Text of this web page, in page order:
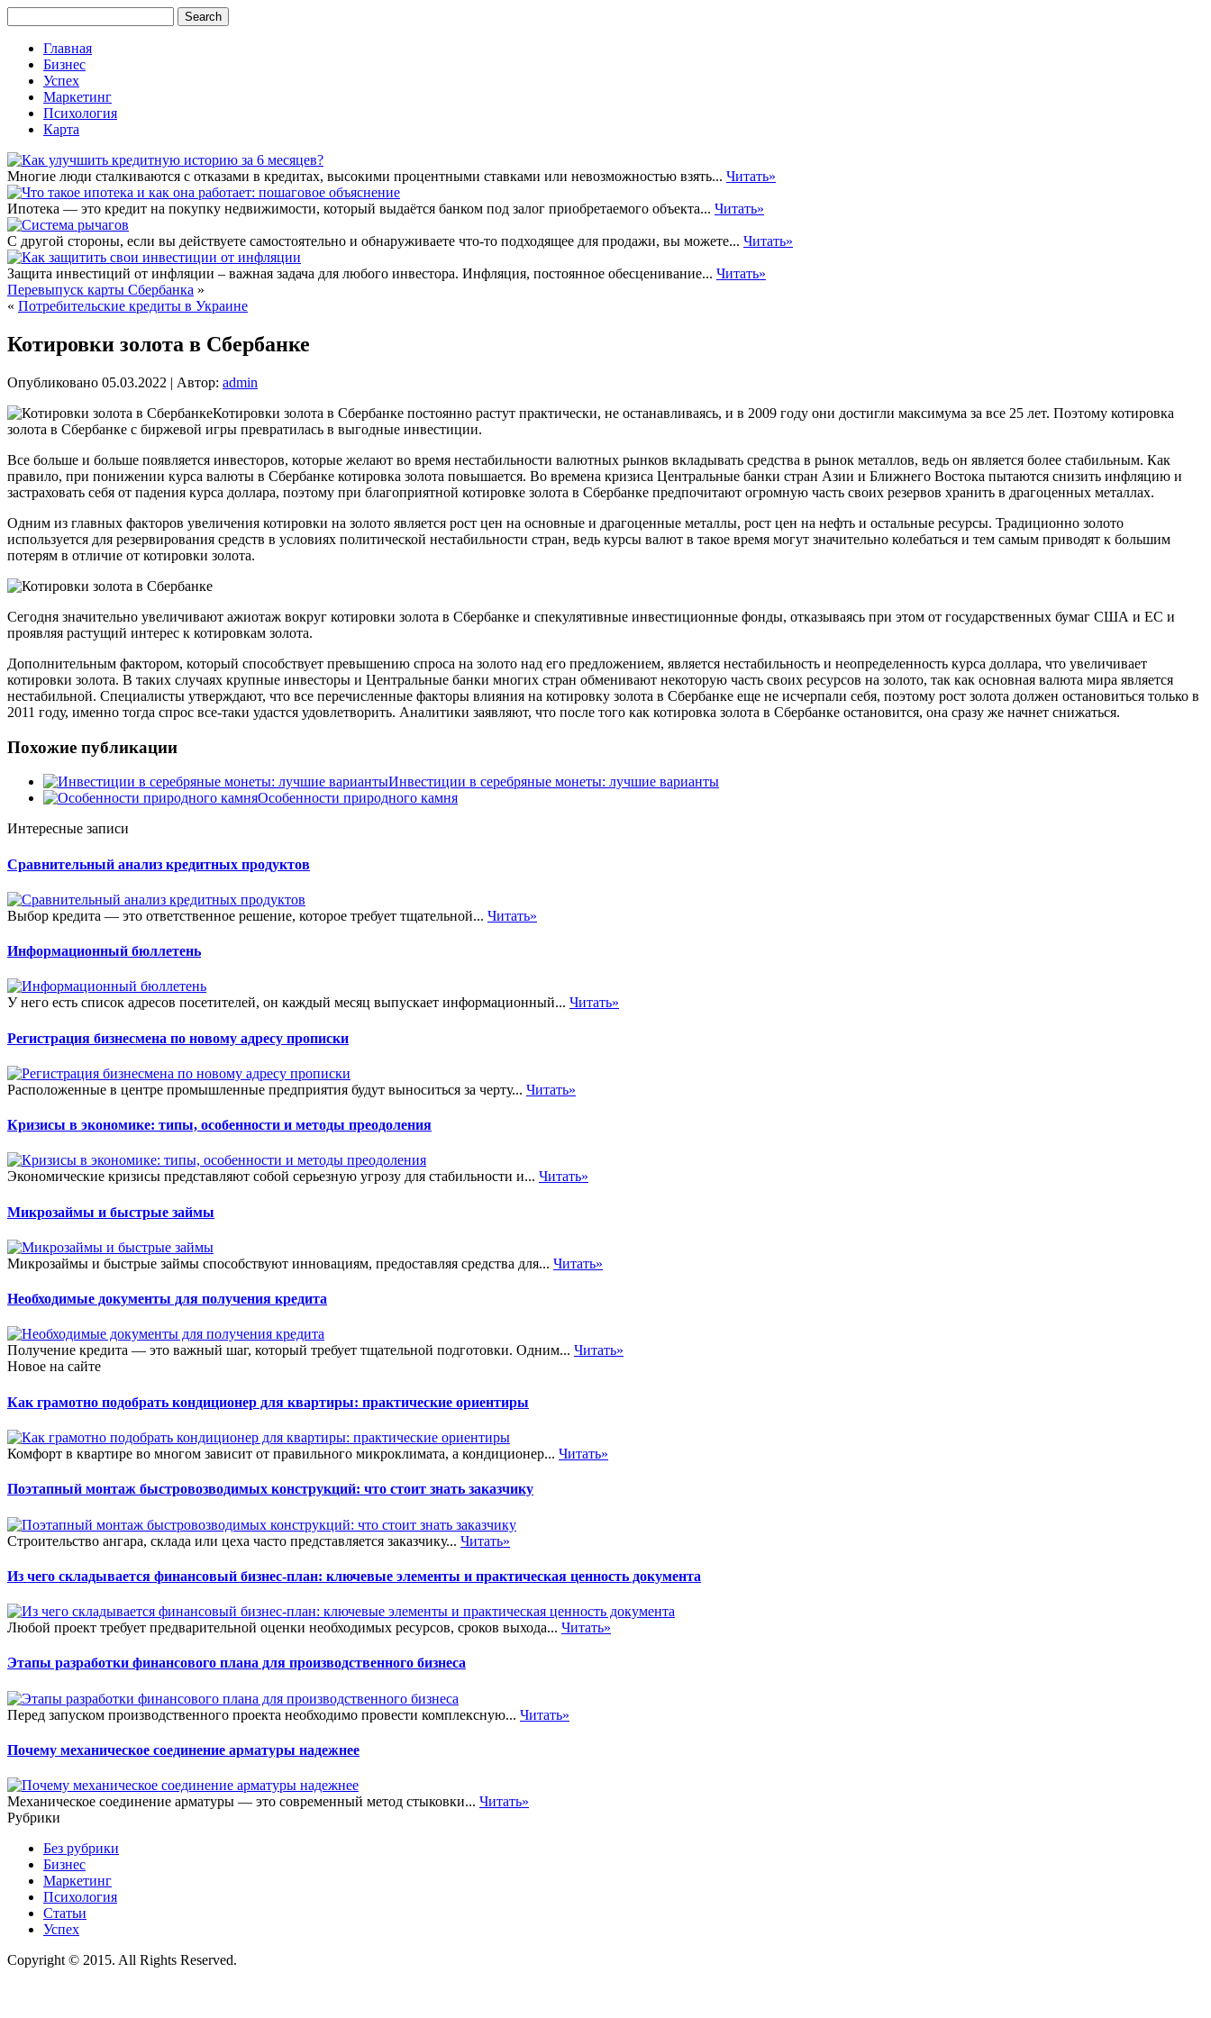
Главная
Бизнес
Успех
Маркетинг
Психология
Карта
Многие люди сталкиваются с отказами в кредитах, высокими процентными ставками или невозможностью взять... Читать»
Ипотека — это кредит на покупку недвижимости, который выдаётся банком под залог приобретаемого объекта... Читать»
С другой стороны, если вы действуете самостоятельно и обнаруживаете что-то подходящее для продажи, вы можете... Читать»
Защита инвестиций от инфляции – важная задача для любого инвестора. Инфляция, постоянное обесценивание... Читать»
Перевыпуск карты Сбербанка »
« Потребительские кредиты в Украине
Котировки золота в Сбербанке
Опубликовано 05.03.2022 | Автор: admin
Котировки золота в Сбербанке постоянно растут практически, не останавливаясь, и в 2009 году они достигли максимума за все 25 лет. Поэтому котировка
золота в Сбербанке с биржевой игры превратилась в выгодные инвестиции.
Все больше и больше появляется инвесторов, которые желают во время нестабильности валютных рынков вкладывать средства в рынок металлов, ведь он является более стабильным. Как
правило, при понижении курса валюты в Сбербанке котировка золота повышается. Во времена кризиса Центральные банки стран Азии и Ближнего Востока пытаются снизить инфляцию и
застраховать себя от падения курса доллара, поэтому при благоприятной котировке золота в Сбербанке предпочитают огромную часть своих резервов хранить в драгоценных металлах.
Одним из главных факторов увеличения котировки на золото является рост цен на основные и драгоценные металлы, рост цен на нефть и остальные ресурсы. Традиционно золото
используется для резервирования средств в условиях политической нестабильности стран, ведь курсы валют в такое время могут значительно колебаться и тем самым приводят к большим
потерям в отличие от котировки золота.
Сегодня значительно увеличивают ажиотаж вокруг котировки золота в Сбербанке и спекулятивные инвестиционные фонды, отказываясь при этом от государственных бумаг США и ЕС и
проявляя растущий интерес к котировкам золота.
Дополнительным фактором, который способствует превышению спроса на золото над его предложением, является нестабильность и неопределенность курса доллара, что увеличивает
котировки золота. В таких случаях крупные инвесторы и Центральные банки многих стран обменивают некоторую часть своих ресурсов на золото, так как основная валюта мира является
нестабильной. Специалисты утверждают, что все перечисленные факторы влияния на котировку золота в Сбербанке еще не исчерпали себя, поэтому рост золота должен остановиться только в
2011 году, именно тогда спрос все-таки удастся удовлетворить. Аналитики заявляют, что после того как котировка золота в Сбербанке остановится, она сразу же начнет снижаться.
Похожие публикации
Инвестиции в серебряные монеты: лучшие варианты
Особенности природного камня
Интересные записи
Сравнительный анализ кредитных продуктов
Выбор кредита — это ответственное решение, которое требует тщательной... Читать»
Информационный бюллетень
У него есть список адресов посетителей, он каждый месяц выпускает информационный... Читать»
Регистрация бизнесмена по новому адресу прописки
Расположенные в центре промышленные предприятия будут выноситься за черту... Читать»
Кризисы в экономике: типы, особенности и методы преодоления
Экономические кризисы представляют собой серьезную угрозу для стабильности и... Читать»
Микрозаймы и быстрые займы
Микрозаймы и быстрые займы способствуют инновациям, предоставляя средства для... Читать»
Необходимые документы для получения кредита
Получение кредита — это важный шаг, который требует тщательной подготовки. Одним... Читать»
Новое на сайте
Как грамотно подобрать кондиционер для квартиры: практические ориентиры
Комфорт в квартире во многом зависит от правильного микроклимата, а кондиционер... Читать»
Поэтапный монтаж быстровозводимых конструкций: что стоит знать заказчику
Строительство ангара, склада или цеха часто представляется заказчику... Читать»
Из чего складывается финансовый бизнес-план: ключевые элементы и практическая ценность документа
Любой проект требует предварительной оценки необходимых ресурсов, сроков выхода... Читать»
Этапы разработки финансового плана для производственного бизнеса
Перед запуском производственного проекта необходимо провести комплексную... Читать»
Почему механическое соединение арматуры надежнее
Механическое соединение арматуры — это современный метод стыковки... Читать»
Рубрики
Без рубрики
Бизнес
Маркетинг
Психология
Статьи
Успех
Copyright © 2015. All Rights Reserved.